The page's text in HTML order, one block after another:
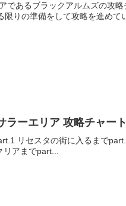
であるブラックアルムズの攻
りの準備をして攻略を進めて
ーエリア 攻略チャート
リセスタの街に入るまで
リアまでpart...